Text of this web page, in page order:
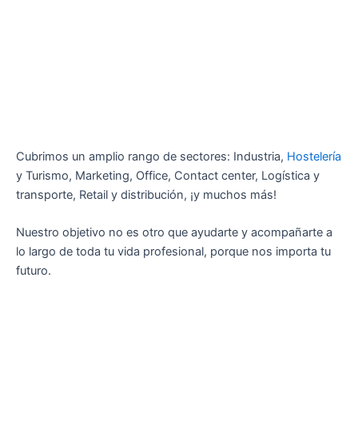
Cubrimos un amplio rango de sectores: Industria, Hostelería
y Turismo, Marketing, Office, Contact center, Logística y
transporte, Retail y distribución, ¡y muchos más!
Nuestro objetivo no es otro que ayudarte y acompañarte a
lo largo de toda tu vida profesional, porque nos importa tu
futuro.